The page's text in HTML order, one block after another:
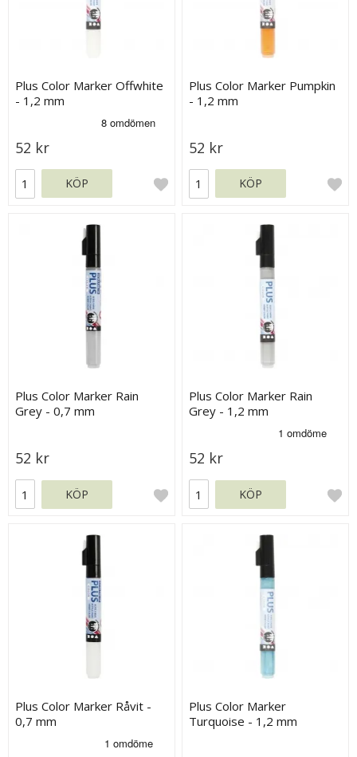
Plus Color Marker Offwhite
- 1,2 mm
52 kr
KÖP
Plus Color Marker Pumpkin
- 1,2 mm
52 kr
KÖP
Plus Color Marker Rain
Grey - 0,7 mm
52 kr
KÖP
Plus Color Marker Rain
Grey - 1,2 mm
52 kr
KÖP
Plus Color Marker Råvit -
0,7 mm
Plus Color Marker
Turquoise - 1,2 mm